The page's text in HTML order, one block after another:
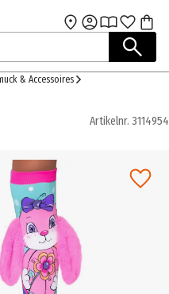
Hauptinhalt
& Accessoires
Artikelnr. 3114954